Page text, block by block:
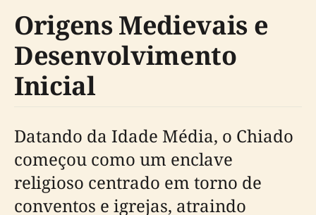
Origens Medievais e
Desenvolvimento
Inicial
Datando da Idade Média, o Chiado
começou como um enclave
religioso centrado em torno de
conventos e igrejas, atraindo